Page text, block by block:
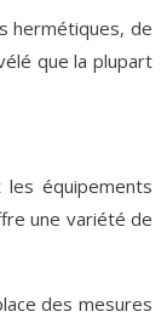
hermétiques, de
que la plupart
équipements
une variété de
des mesures